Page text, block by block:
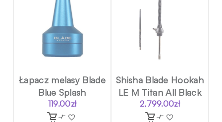
Łapacz melasy Blade
Blue Splash
119.00zł
Shisha Blade Hookah
LE M Titan All Black
2,799.00zł